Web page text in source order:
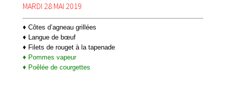
MARDI 28 MAI 2019
♦ Côtes d’agneau grillées
♦ Langue de bœuf
♦ Filets de rouget à la tapenade
♦ Pommes vapeur
♦ Poêlée de courgettes